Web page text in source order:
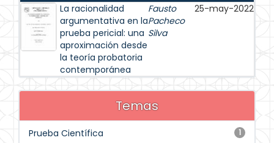
La racionalidad
argumentativa en la
prueba pericial: una
aproximación desde
la teoría probatoria
contemporánea
Fausto
Pacheco
Silva
25-may-2022
Temas
1
Prueba Científica